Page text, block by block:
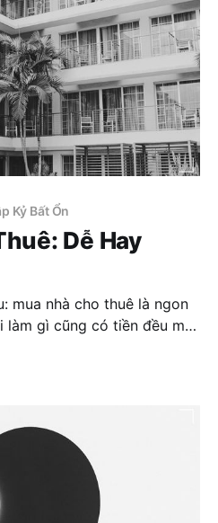
Kỷ Bất Ổn
Dễ Hay
mua nhà cho thuê là ngon